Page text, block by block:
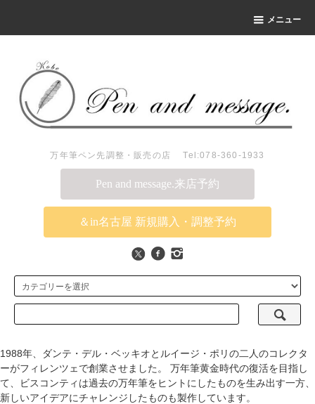
メニュー
万年筆ペン先調整・販売の店 Tel:078-360-1933
Pen and message.来店予約
＆in名古屋 新規購入・調整予約
1988年、ダンテ・デル・ベッキオとルイージ・ポリの二人のコレクタ
ーがフィレンツェで創業させました。 万年筆黄金時代の復活を目指し
て、ビスコンティは過去の万年筆をヒントにしたものを生み出す一方、
新しいアイデアにチャレンジしたものも製作しています。